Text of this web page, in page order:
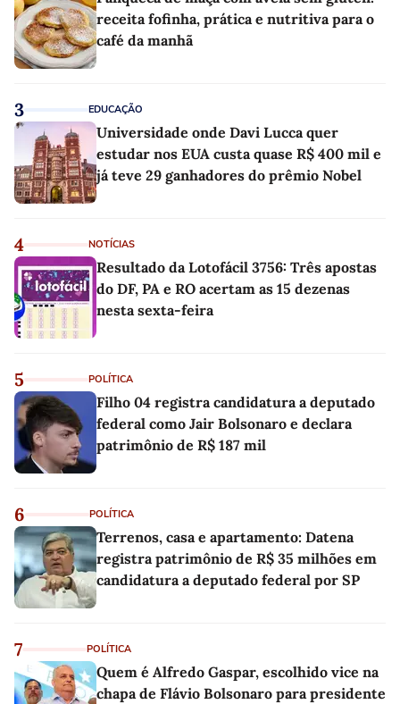
receita fofinha, prática e nutritiva para o
café da manhã
3 EDUCAÇÃO
Universidade onde Davi Lucca quer
estudar nos EUA custa quase R$ 400 mil e
já teve 29 ganhadores do prêmio Nobel
4 NOTÍCIAS
Resultado da Lotofácil 3756: Três apostas
do DF, PA e RO acertam as 15 dezenas
nesta sexta-feira
5 POLÍTICA
Filho 04 registra candidatura a deputado
federal como Jair Bolsonaro e declara
patrimônio de R$ 187 mil
6 POLÍTICA
Terrenos, casa e apartamento: Datena
registra patrimônio de R$ 35 milhões em
candidatura a deputado federal por SP
7 POLÍTICA
Quem é Alfredo Gaspar, escolhido vice na
chapa de Flávio Bolsonaro para presidente